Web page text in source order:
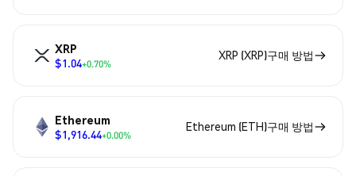
XRP
$1.04+0.70%
XRP (XRP)구매 방법
Ethereum
$1,916.44+0.00%
Ethereum (ETH)구매 방법